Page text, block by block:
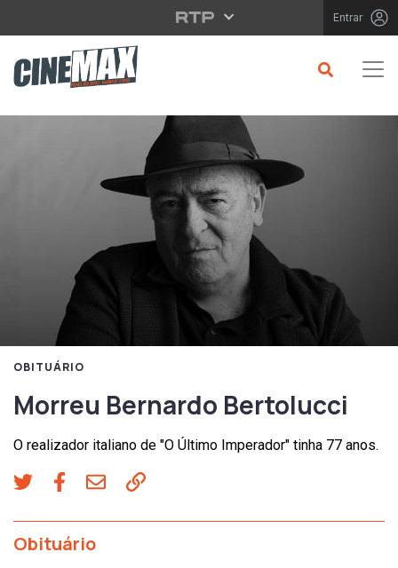
Saltar para o conteúdo principal Entrar
OBITUÁRIO
Morreu Bernardo Bertolucci
O realizador italiano de "O Último Imperador" tinha 77 anos.
Obituário